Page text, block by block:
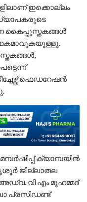
ഇക്കൊല്ലം
കൈപ്പുസ്തകങ്ങൾ
ഫെഡറേഷൻ
ക്യാമ്പയിൻ
ജില്ലാതല
വി എം മുഹമ്മദ്
പ്രസിഡണ്ട്